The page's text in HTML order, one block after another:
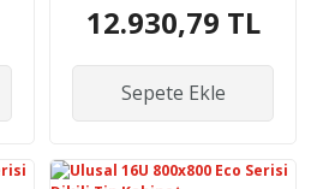
12.930,79 TL
Sepete Ekle